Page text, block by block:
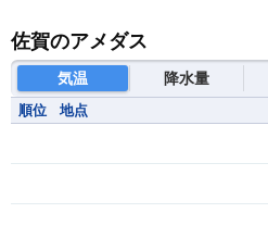
佐賀のアメダス
気温 降水量
順位 地点